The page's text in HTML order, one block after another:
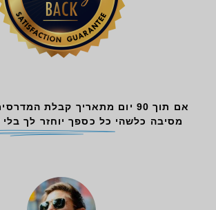
אם תוך 90 יום מתאריך קבלת
מסיבה כלשהי כל כספך יוחזר לך